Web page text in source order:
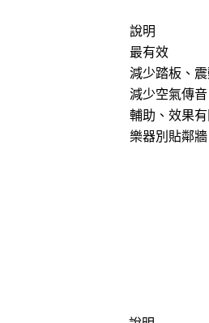
說明
最有效
減少踏板、
減少空氣傳音
輔助、效果有
樂器別貼鄰牆